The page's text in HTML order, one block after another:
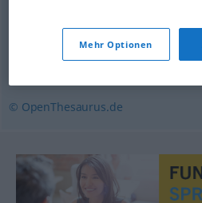
Mehrpreis,Aufpreis
© OpenThesaurus.de
Mehr Optionen